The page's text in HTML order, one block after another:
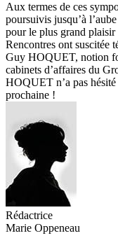
Aux termes de ces
poursuivis jusqu’à
pour le plus grand
Rencontres ont suscitée
Guy HOQUET, notion
cabinets d’affaires du
HOQUET n’a pas
prochaine !
Rédactrice
Marie Oppeneau